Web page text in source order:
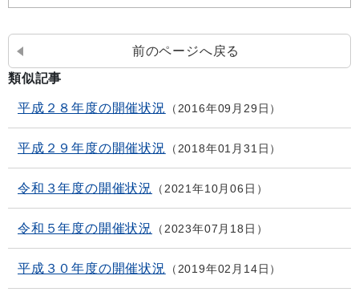
前のページへ戻る
類似記事
平成２８年度の開催状況 2016年09月29日
平成２９年度の開催状況 2018年01月31日
令和３年度の開催状況 2021年10月06日
令和５年度の開催状況 2023年07月18日
平成３０年度の開催状況 2019年02月14日